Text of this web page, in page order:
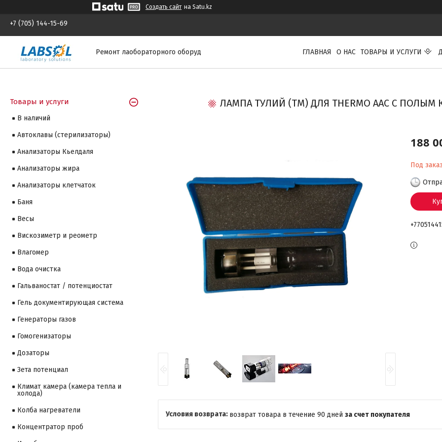
Создать сайт на Satu.kz
+7 (705) 144-15-69
Ремонт лаобораторного оборуд ГЛАВНАЯ О НАС ТОВАРЫ И УСЛУГИ
ЛАМПА ТУЛИЙ (TM) ДЛЯ THERMO ААС С ПОЛЫМ
188
Под
возврат товара в течение 90 дней за счет покупателя
Товары и услуги
В наличий
Автоклавы (стерилизаторы)
Анализаторы Кьелдаля
Анализаторы жира
Анализаторы клетчаток
Баня
Весы
Вискозиметр и реометр
Влагомер
Вода очистка
Гальваностат / потенциостат
Гель документирующая система
Генераторы газов
Гомогенизаторы
Дозаторы
Зета потенциал
Климат камера (камера тепла и
холода)
Колба нагреватели
Концентратор проб